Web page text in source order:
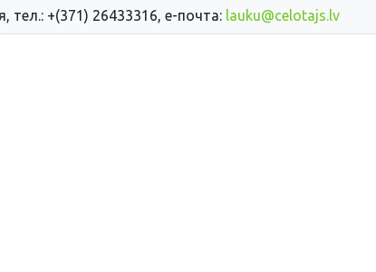
тел.: +(371) 26433316, е-почта: lauku@celotajs.lv